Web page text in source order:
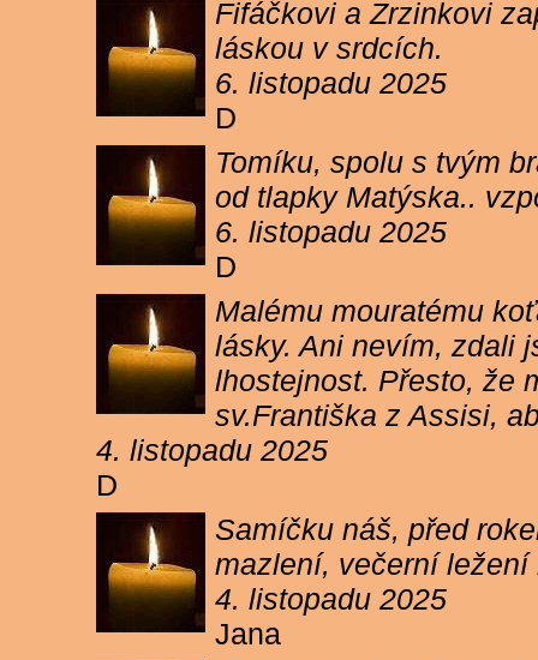
Fifáčkovi a Zrzinkovi
láskou v srdcích.
6. listopadu 2025
D
Tomíku, spolu s tvým
od tlapky Matýska..
6. listopadu 2025
D
Malému mouratému
lásky. Ani nevím, zdali
lhostejnost. Přesto, že
sv.Františka z Assisi,
4. listopadu 2025
D
Samíčku náš, před
mazlení, večerní
4. listopadu 2025
Jana